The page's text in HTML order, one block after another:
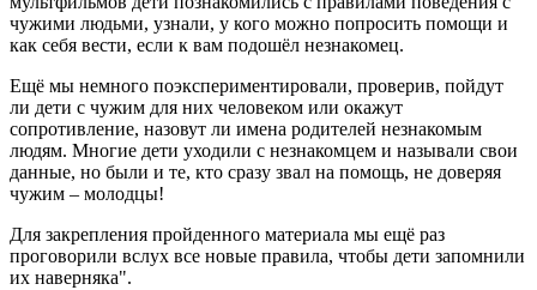
чужими людьми, узнали, у кого можно попросить помощи и
как себя вести, если к вам подошёл незнакомец.
Ещё мы немного поэкспериментировали, проверив, пойдут
ли дети с чужим для них человеком или окажут
сопротивление, назовут ли имена родителей незнакомым
людям. Многие дети уходили с незнакомцем и называли свои
данные, но были и те, кто сразу звал на помощь, не доверяя
чужим – молодцы!
Для закрепления пройденного материала мы ещё раз
проговорили вслух все новые правила, чтобы дети запомнили
их наверняка".